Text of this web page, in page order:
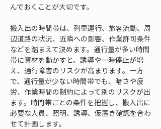
んでおくことが大切です。
搬入出の時間帯は、列車運行、旅客流動、周
辺道路の状況、近隣への影響、作業許可条件
などを踏まえて決めます。通行量が多い時間
帯に資材を動かすと、誘導や一時停止が増
え、通行障害のリスクが高まります。一方
で、通行量が少ない時間帯でも、暗さや疲
労、作業時間の制約によって別のリスクが出
ます。時間帯ごとの条件を把握し、搬入出に
必要な人員、照明、誘導、仮置き確認を合わ
せて計画します。